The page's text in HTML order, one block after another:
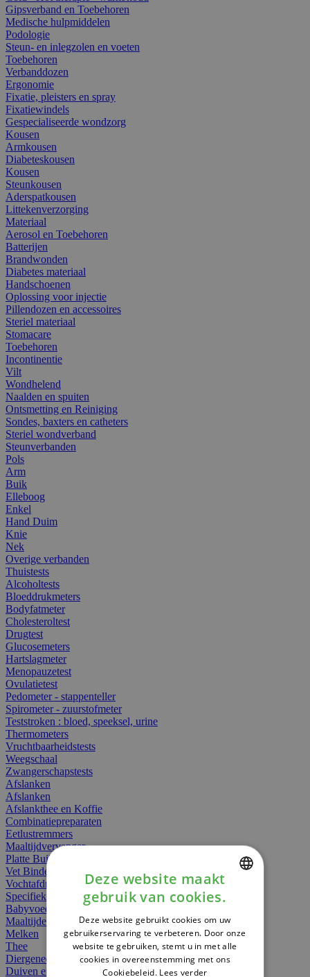
Gipsverband en Toebehoren
Medische hulpmiddelen
Podologie
Steun- en inlegzolen en voeten
Toebehoren
Verbanddozen
Ergonomie
Fixatie, pleisters en spray
Fixatiewindels
Gespecialiseerde wondzorg
Kousen
Armkousen
Diabeteskousen
Kousen
Steunkousen
Aderspatkousen
Littekenverzorging
Materiaal
Aerosol en Toebehoren
Batterijen
Brandwonden
Diabetes materiaal
Handschoenen
Oplossing voor injectie
Pillendozen en accessoires
Steriel materiaal
Stomacare
Toebehoren
Incontinentie
Vilt
Wondhelend
Naalden en spuiten
Ontsmetting en Reiniging
Sondes, baxters en catheters
Steriel wondverband
Steunverbanden
Pols
Arm
Buik
Elleboog
Enkel
Hand Duim
Knie
Nek
Overige verbanden
Thuistests
Alcoholtests
Bloeddrukmeters
Bodyfatmeter
Cholesteroltest
Drugtest
Glucosemeters
Hartslagmeter
Menopauzetest
Ovulatietest
Pedometer - stappenteller
Spirometer - zuurstofmeter
Teststroken : bloed, speeksel, urine
Thermometers
Vruchtbaarheidstests
Weegschaal
Zwangerschapstests
Afslanken
Afslanken
Afslankthee en Koffie
Combinatiepreparaten
Eetlustremmers
Maaltijdvervanger
Platte Buik
Vet Binders
Vochtafdrijvers
Specifieke Voeding
Babyvoeding
Maaltijden
Melken
Thee
Diergeneesmiddelen
Duiven en vogels
DUTCH
FRENCH
ENGLISH
Deze website maakt
gebruik van cookies.
Deze website gebruikt cookies om uw
gebruikerservaring te verbeteren. Door onze
website te gebruiken, stemt u in met alle
cookies in overeenstemming met ons
Cookiebeleid. Lees verder